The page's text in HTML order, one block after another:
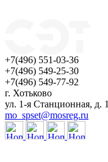
+7(496) 551-03-36
+7(496) 549-25-30
+7(496) 549-77-92
г. Хотьково
ул. 1-я Станционная, д. 1
mo_spset@mosreg.ru